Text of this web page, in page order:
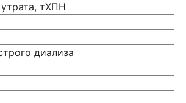
тХПН
диализа